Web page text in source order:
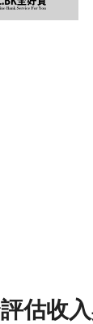
估收